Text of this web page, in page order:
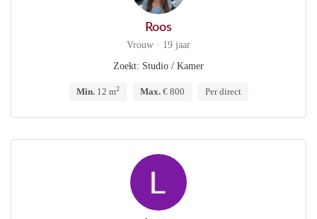
Roos
Vrouw · 19 jaar
Zoekt: Studio / Kamer
Min.12 m2 Max.€ 800 Per direct